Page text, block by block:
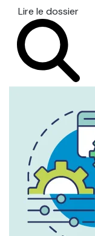
Lire le dossier